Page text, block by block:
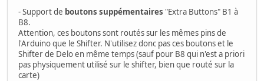
- Support de boutons suppémentaires "Extra Buttons" B1 à
B8.
Attention, ces boutons sont routés sur les mêmes pins de
l'Arduino que le Shifter. N'utilisez donc pas ces boutons et le
Shifter de Delo en même temps (sauf pour B8 qui n'est a priori
pas physiquement utilisé sur le shifter, bien que routé sur la
carte)